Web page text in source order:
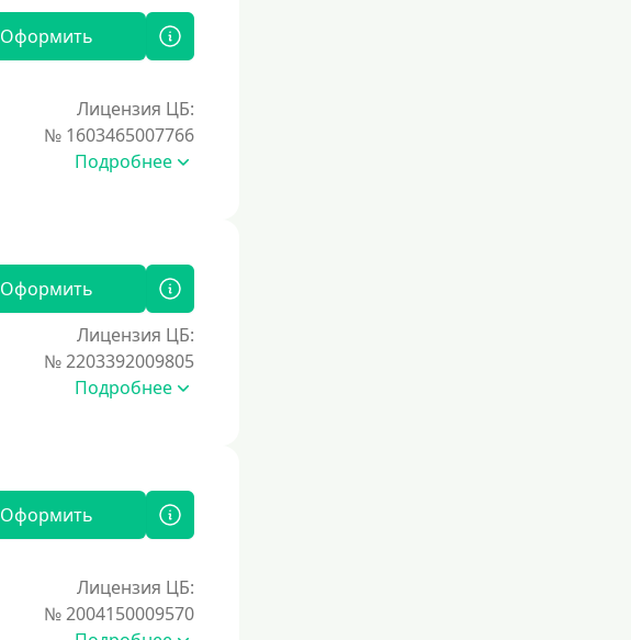
Оформить
Лицензия ЦБ:
№ 1603465007766
Подробнее
Оформить
Лицензия ЦБ:
№ 2203392009805
Подробнее
Оформить
Лицензия ЦБ:
№ 2004150009570